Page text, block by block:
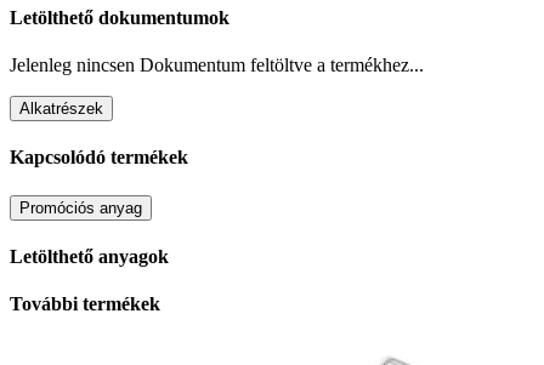
Letölthető dokumentumok
Jelenleg nincsen Dokumentum feltöltve a termékhez...
Alkatrészek
Kapcsolódó termékek
Promóciós anyag
Letölthető anyagok
További termékek